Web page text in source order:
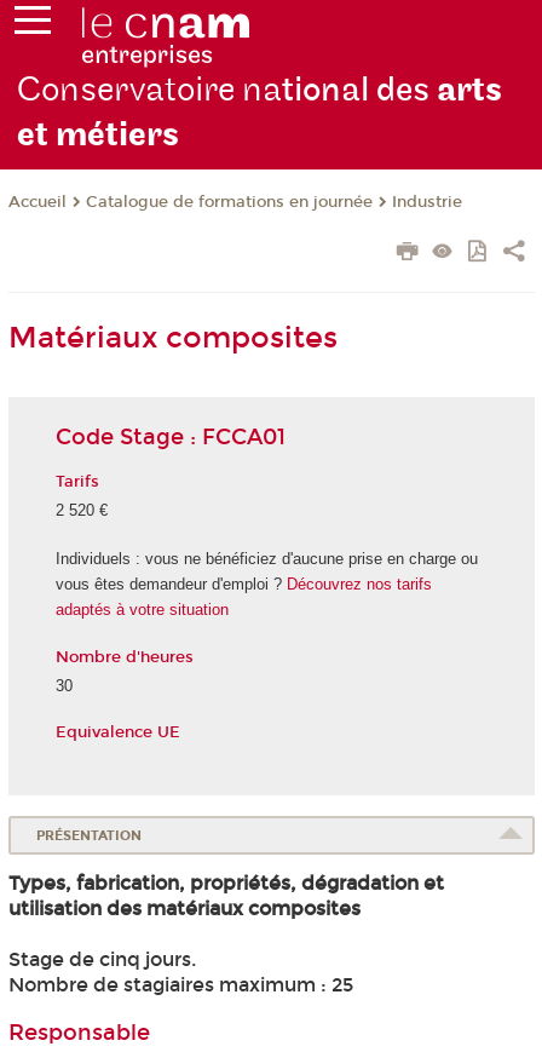
Conservatoire national des arts
et métiers
Accueil Catalogue de formations en journée Industrie
Matériaux composites
Code Stage : FCCA01
Tarifs
2 520 €
Individuels : vous ne bénéficiez d'aucune prise en charge ou
vous êtes demandeur d'emploi ? Découvrez nos tarifs
adaptés à votre situation
Nombre d'heures
30
Equivalence UE
PRÉSENTATION
Types, fabrication, propriétés, dégradation et
utilisation des matériaux composites
Stage de cinq jours.
Nombre de stagiaires maximum : 25
Responsable